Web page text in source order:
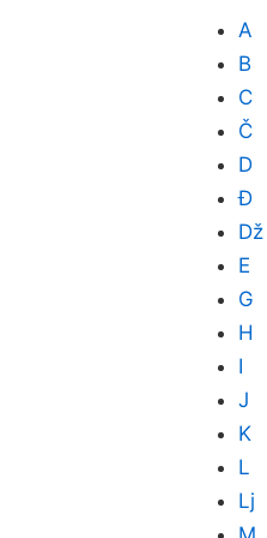
A
B
C
Č
D
Đ
Dž
E
G
H
I
J
K
L
Lj